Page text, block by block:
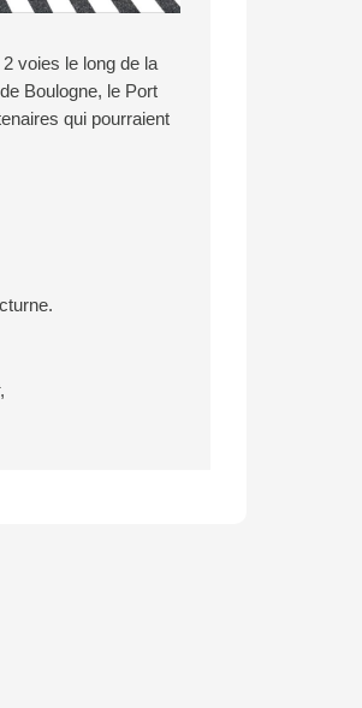
voies le long de la
Boulogne, le Port
qui pourraient
,